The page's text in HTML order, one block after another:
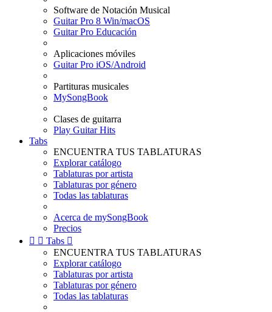
Software de Notación Musical
Guitar Pro 8 Win/macOS
Guitar Pro Educación
Aplicaciones móviles
Guitar Pro iOS/Android
Partituras musicales
MySongBook
Clases de guitarra
Play Guitar Hits
Tabs
ENCUENTRA TUS TABLATURAS
Explorar catálogo
Tablaturas por artista
Tablaturas por género
Todas las tablaturas
Acerca de mySongBook
Precios
  Tabs 
ENCUENTRA TUS TABLATURAS
Explorar catálogo
Tablaturas por artista
Tablaturas por género
Todas las tablaturas